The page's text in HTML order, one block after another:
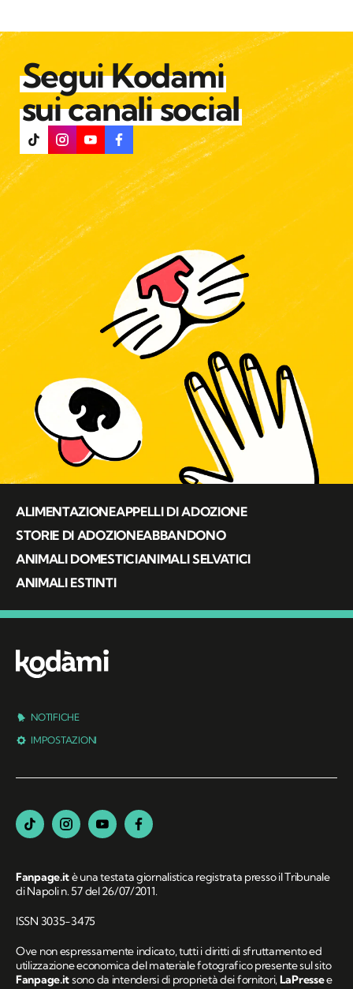
Segui Kodami
sui canali social
ALIMENTAZIONEAPPELLI DI ADOZIONE
STORIE DI ADOZIONEABBANDONO
ANIMALI DOMESTICIANIMALI SELVATICI
ANIMALI ESTINTI
NOTIFICHE
IMPOSTAZIONI
Fanpage.itè una testata giornalistica registrata presso il Tribunale
di Napoli n. 57 del 26/07/2011.
ISSN 3035-3475
Ove non espressamente indicato, tutti i diritti di sfruttamento ed
utilizzazione economica del materiale fotografico presente sul sito
Fanpage.itsono da intendersi di proprietà dei fornitori,LaPressee